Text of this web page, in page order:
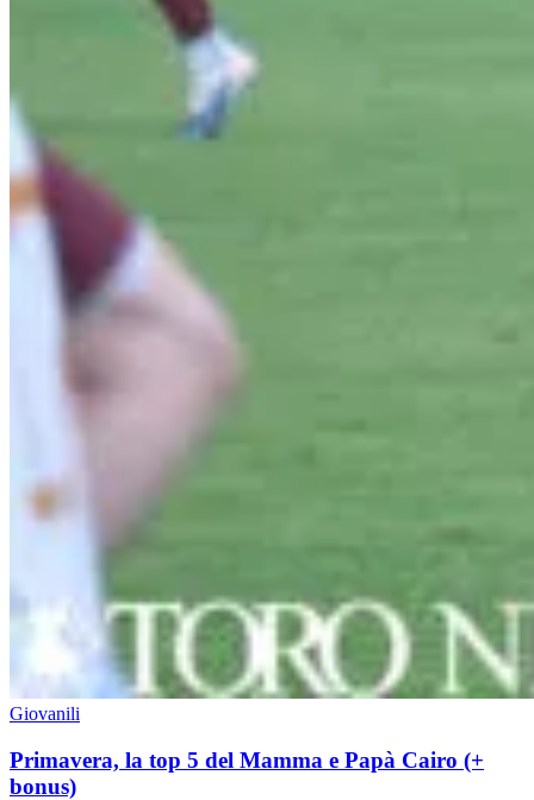
Giovanili
Primavera, la top 5 del Mamma e Papà Cairo (+
bonus)